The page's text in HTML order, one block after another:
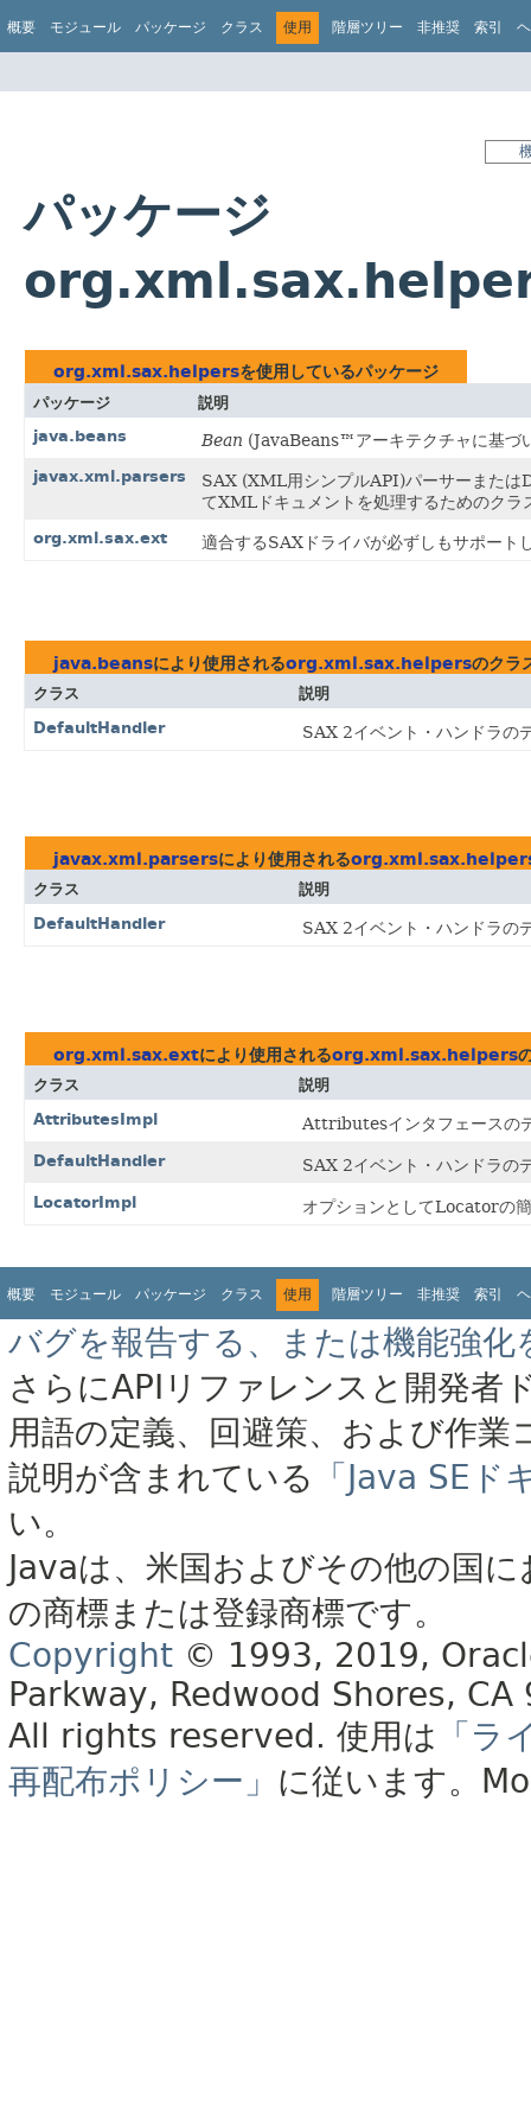
概要 モジュール パッケージ クラス 使用 階層ツリー 非推奨 索引
パッケージ
org.xml.sax.helpersを使用しているパッケージ
パッケージ
説明
java.beans
Bean (JavaBeans™アーキテクチャに基づ
javax.xml.parsers
SAX (XML用シンプルAPI)パーサーまたは
てXMLドキュメントを処理するためのクラ
org.xml.sax.ext 適合するSAXドライバが必ずしもサポート
java.beansにより使用されるorg.xml.sax.helpersのクラ
クラス
説明
DefaultHandler
SAX 2イベント・ハンドラの
javax.xml.parsersにより使用される
クラス
説明
DefaultHandler
SAX 2イベント・ハンドラの
org.xml.sax.extにより使用されるorg.xml.sax.helpers
クラス
説明
AttributesImpl
Attributesインタフェースの
DefaultHandler SAX 2イベント・ハンドラの
LocatorImpl オプションとしてLocatorの
概要 モジュール パッケージ クラス 使用 階層ツリー 非推奨 索引
バグを報告する、または機能強化
さらにAPIリファレンスと開発者
用語の定義、回避策、および作
説明が含まれている
「Java SE
い。
Javaは、米国およびその他の国
の商標または登録商標です。
Copyright © 1993, 2019,
Parkway, Redwood Shores, CA
All rights reserved. 使用は 「ラ
再配布ポリシー」 に従います。